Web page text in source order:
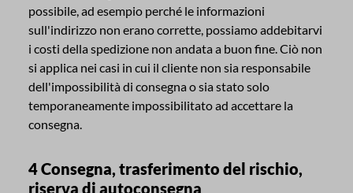
possibile, ad esempio perché le informazioni
sull'indirizzo non erano corrette, possiamo addebitarvi
i costi della spedizione non andata a buon fine. Ciò non
si applica nei casi in cui il cliente non sia responsabile
dell'impossibilità di consegna o sia stato solo
temporaneamente impossibilitato ad accettare la
consegna.
4 Consegna, trasferimento del rischio,
riserva di autoconsegna